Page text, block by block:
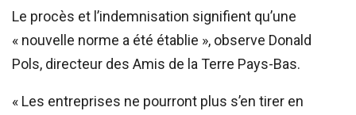
Le procès et l’indemnisation signifient qu’une
« nouvelle norme a été établie », observe Donald
Pols, directeur des Amis de la Terre Pays-Bas.
« Les entreprises ne pourront plus s’en tirer en